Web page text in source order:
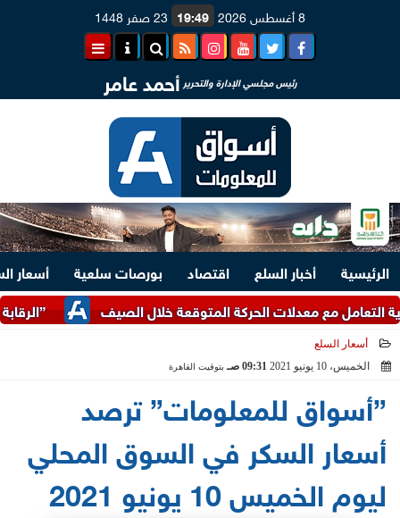
8 أغسطس 2026 19:49 23 صفر 1448
رئيس مجلسي الإدارة والتحرير أحمد عامر
الرئيسية أخبار السلع اقتصاد بورصات سلعية
أسعار
”الرقابة
مع معدلات الحركة المتوقعة خلال الصيف
أسعار السلع
الخميس، 10 يونيو 2021
09:31 صـ بتوقيت القاهرة
”أسواق للمعلومات” ترصد
أسعار السكر في السوق المحلي
ليوم الخميس 10 يونيو 2021